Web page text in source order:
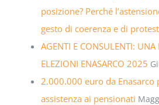
posizione? Perché
gesto di coerenza e di
AGENTI E CONSULENTI: UNA
ELEZIONI ENASARCO 2025
2.000.000 euro da Enasarco
assistenza ai pensionati